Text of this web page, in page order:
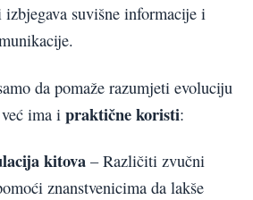
izbjegava suvišne informacije i
da pomaže razumjeti evoluciju
ima i praktične koristi:
kitova – Različiti zvučni
znanstvenicima da lakše